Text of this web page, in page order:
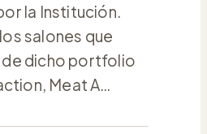
la Institución.
salones que
dicho portfolio
Meat A…